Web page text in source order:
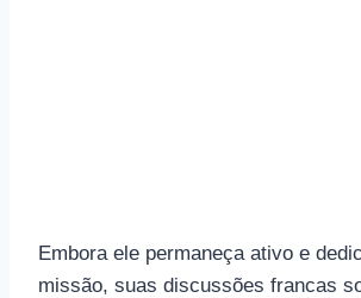
Embora ele permaneça ativo e
missão, suas discussões francas